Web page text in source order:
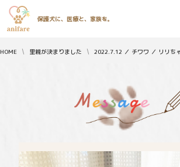
保護犬に、医療と、家族を。
HOME 里親が決まりました 2022.7.12 ／ チワワ ／ リリち